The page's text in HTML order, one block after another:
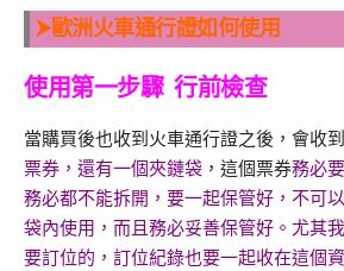
⮞歐洲火車通行證如何使用
使用第一步驟 行前檢查
當購買後也收到火車通行證之後，會收
票券，還有一個夾鏈袋 ，這個票券務必
務必都不能拆開，要一起保管好，不可
袋內使用，而且務必妥善保管好。尤其
要訂位的，訂位紀錄也要一起收在這個